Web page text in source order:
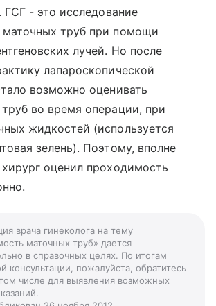
ГСГ - это исследование
труб при помощи
лучей. Но после
лапароскопической
возможно оценивать
во время операции, при
жидкостей (используется
зелень). Поэтому, вполне
оценил проходимость
врача гинеколога на тему
маточных труб» дается
в справочных целях. По итогам
консультации, пожалуйста, обратитесь
числе для выявления возможных